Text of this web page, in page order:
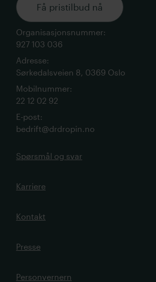
Få pristilbud nå
Organisasjonsnummer:
927 103 036
Adresse:
Sørkedalsveien 8, 0369 Oslo
Mobilnummer:
22 12 02 92
E-post:
bedrift@drdropin.no
Spørsmål og svar
Karriere
Kontakt
Presse
Personvernern